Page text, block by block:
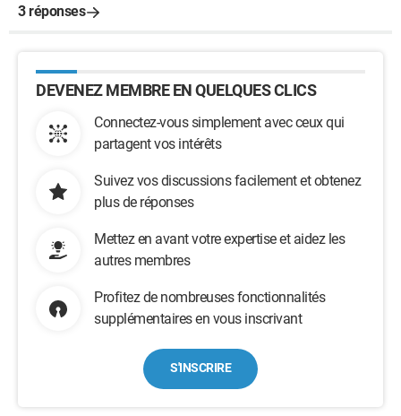
3 réponses
DEVENEZ MEMBRE EN QUELQUES CLICS
Connectez-vous simplement avec ceux qui
partagent vos intérêts
Suivez vos discussions facilement et obtenez
plus de réponses
Mettez en avant votre expertise et aidez les
autres membres
Profitez de nombreuses fonctionnalités
supplémentaires en vous inscrivant
S'INSCRIRE